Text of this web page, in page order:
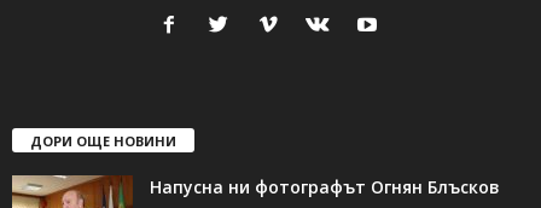
ДОРИ ОЩЕ НОВИНИ
Напусна ни фотографът Огнян Блъсков